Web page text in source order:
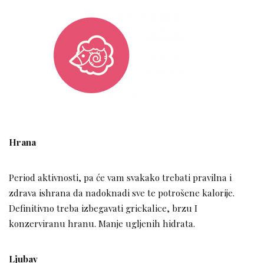
Hrana
Period aktivnosti, pa će vam svakako trebati pravilna i
zdrava ishrana da nadoknadi sve te potrošene kalorije.
Definitivno treba izbegavati grickalice, brzu I
konzerviranu hranu. Manje ugljenih hidrata.
Ljubav